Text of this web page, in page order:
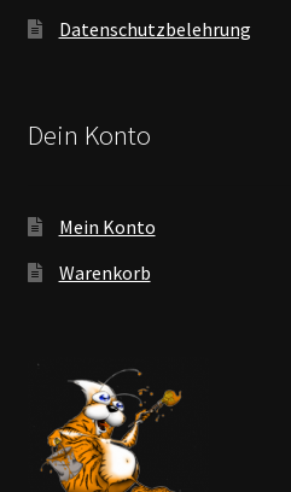
Datenschutzbelehrung
Dein Konto
Mein Konto
Warenkorb